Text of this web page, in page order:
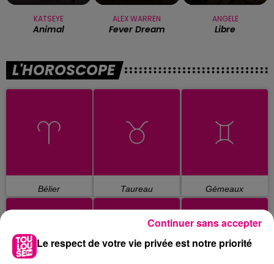
KATSEYE
Animal
ALEX WARREN
Fever Dream
ANGELE
Libre
L'HOROSCOPE
Bélier Taureau Gémeaux
Le respect de votre vie privée est notre priorité
Continuer sans accepter